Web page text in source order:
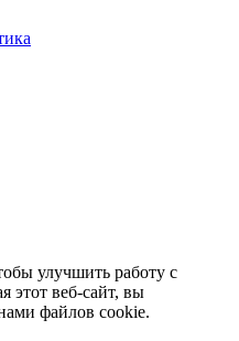
улучшить работу с
этот веб-сайт, вы
файлов cookie.